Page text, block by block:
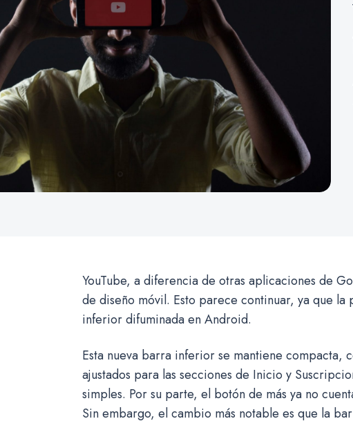
YouTube, a diferencia de otras aplicaciones de
de diseño móvil. Esto parece continuar, ya que
inferior difuminada en Android.
Esta nueva barra inferior se mantiene compacta,
ajustados para las secciones de Inicio y
simples. Por su parte, el botón de más ya no
Sin embargo, el cambio más notable es que la